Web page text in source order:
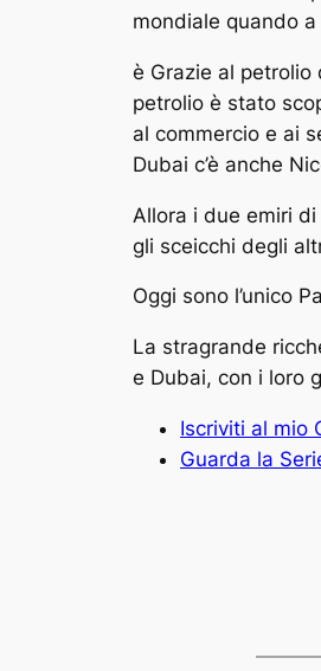
mondiale quando
è Grazie al petrolio
petrolio è stato
al commercio e ai
Dubai c’è anche
Allora i due emiri di
gli sceicchi degli
Oggi sono l’unico
La stragrande
e Dubai, con i loro
Iscriviti al mio
Guarda la